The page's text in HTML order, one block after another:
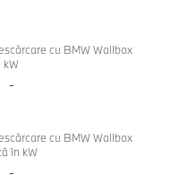
cu BMW Wallbox
kW
-
cu BMW Wallbox
în kW
-